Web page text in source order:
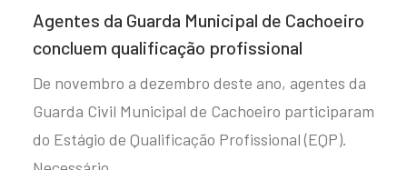
Agentes da Guarda Municipal de Cachoeiro
concluem qualificação profissional
De novembro a dezembro deste ano, agentes da
Guarda Civil Municipal de Cachoeiro participaram
do Estágio de Qualificação Profissional (EQP).